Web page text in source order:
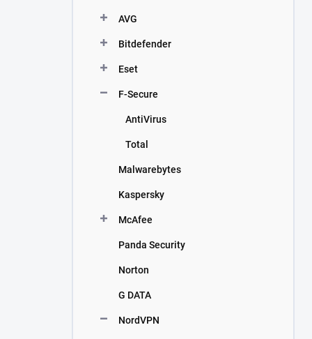
AVG
Bitdefender
Eset
F-Secure
AntiVirus
Total
Malwarebytes
Kaspersky
McAfee
Panda Security
Norton
G DATA
NordVPN